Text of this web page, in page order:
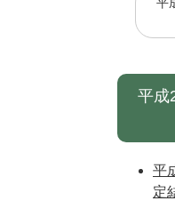
平成
平
定